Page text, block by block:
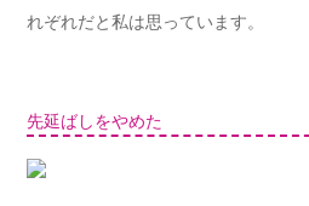
れぞれだと私は思っています。
先延ばしをやめた